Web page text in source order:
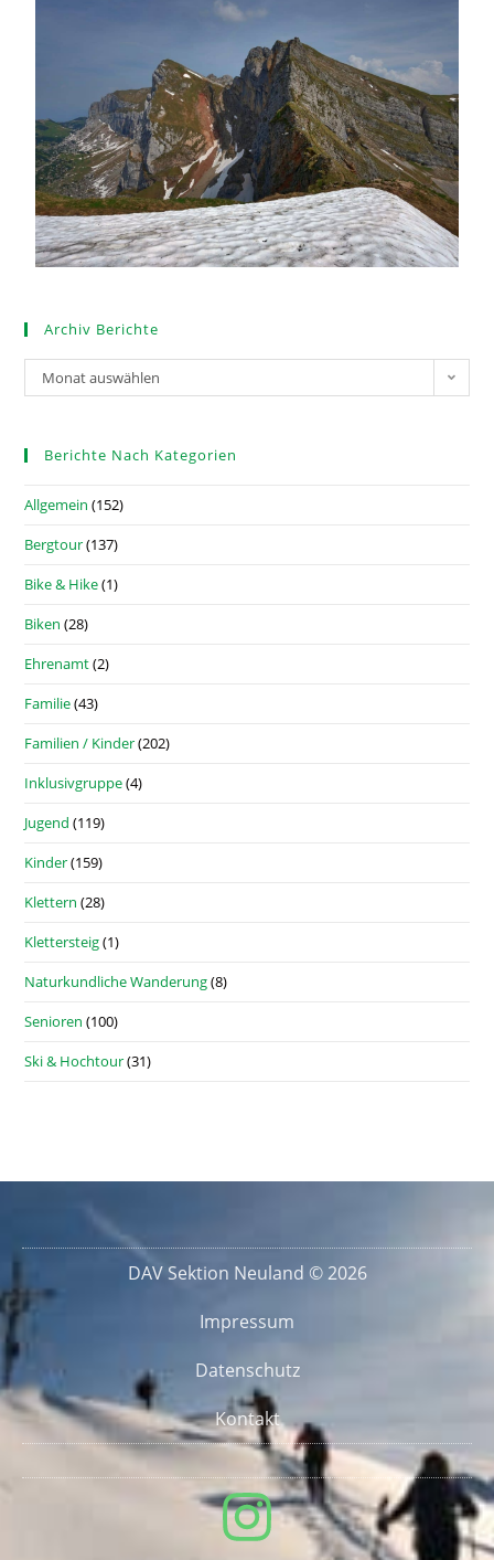
Archiv Berichte
Monat auswählen
Berichte Nach Kategorien
Allgemein (152)
Bergtour(137)
Bike & Hike(1)
Biken (28)
Ehrenamt(2)
Familie(43)
Familien / Kinder(202)
Inklusivgruppe(4)
Jugend (119)
Kinder(159)
Klettern (28)
Klettersteig(1)
Naturkundliche Wanderung(8)
Senioren (100)
Ski & Hochtour(31)
DAV Sektion Neuland © 2026
Impressum
Datenschutz
Kontakt